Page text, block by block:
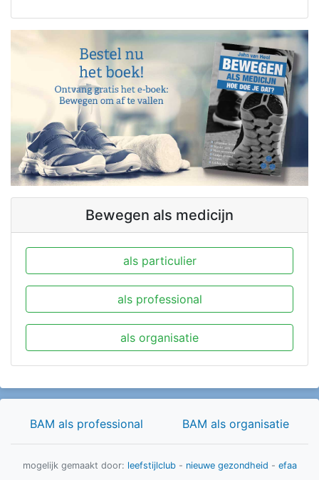
Bewegen als medicijn
als particulier
als professional
als organisatie
BAM als professional BAM als organisatie
mogelijk gemaakt door: leefstijlclub- nieuwe gezondheid - efaa